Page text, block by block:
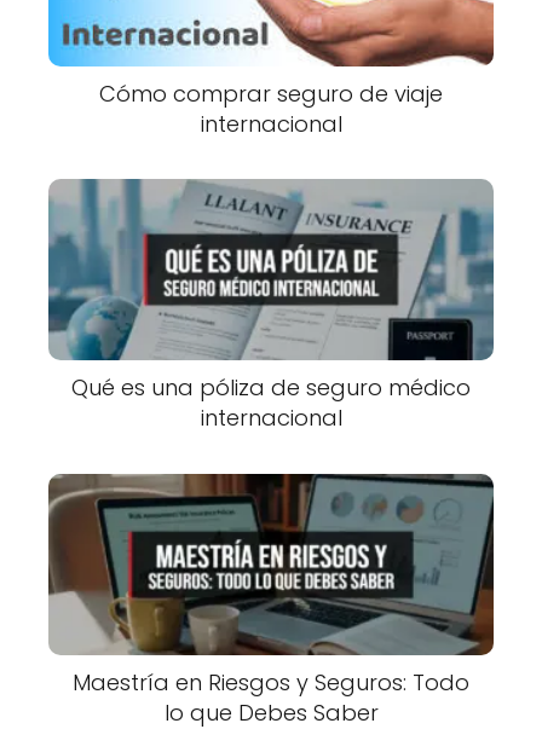
Cómo comprar seguro de viaje
internacional
Qué es una póliza de seguro médico
internacional
Maestría en Riesgos y Seguros: Todo
lo que Debes Saber